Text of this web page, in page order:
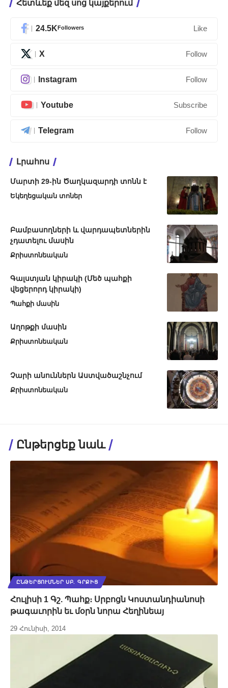
Հետևեք մեզ սոց կայքերում
24.5KFollowers Like
X Follow
Instagram Follow
Youtube Subscribe
Telegram Follow
Լրահոս
Մարտի 29-ին Ծաղկազարդի տոնն է
Եկեղեցական տոներ
Բամբասողների և վարդապետներին
չդատելու մասին
Քրիստոնեական
Գալստյան կիրակի (Մեծ պահքի
վեցերորդ կիրակի)
Պահքի մասին
Աղոթքի մասին
Քրիստոնեական
Չարի անուններն Աստվածաշնչում
Քրիստոնեական
Ընթերցեք նաև
ԸՆԹԵՐՑՈՒՄՆԵՐ ՍԲ. ԳՐՔԻՑ
Հուլիսի 1 Գշ. Պահք։ Սրբոցն Կոստանդիանոսի
թագաւորին եւ մօրն նորա Հեղինեայ
29 Հունիսի, 2014